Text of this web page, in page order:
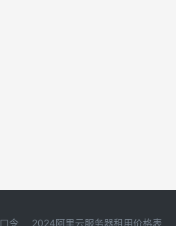
令 2024阿里云服务器租用价格表